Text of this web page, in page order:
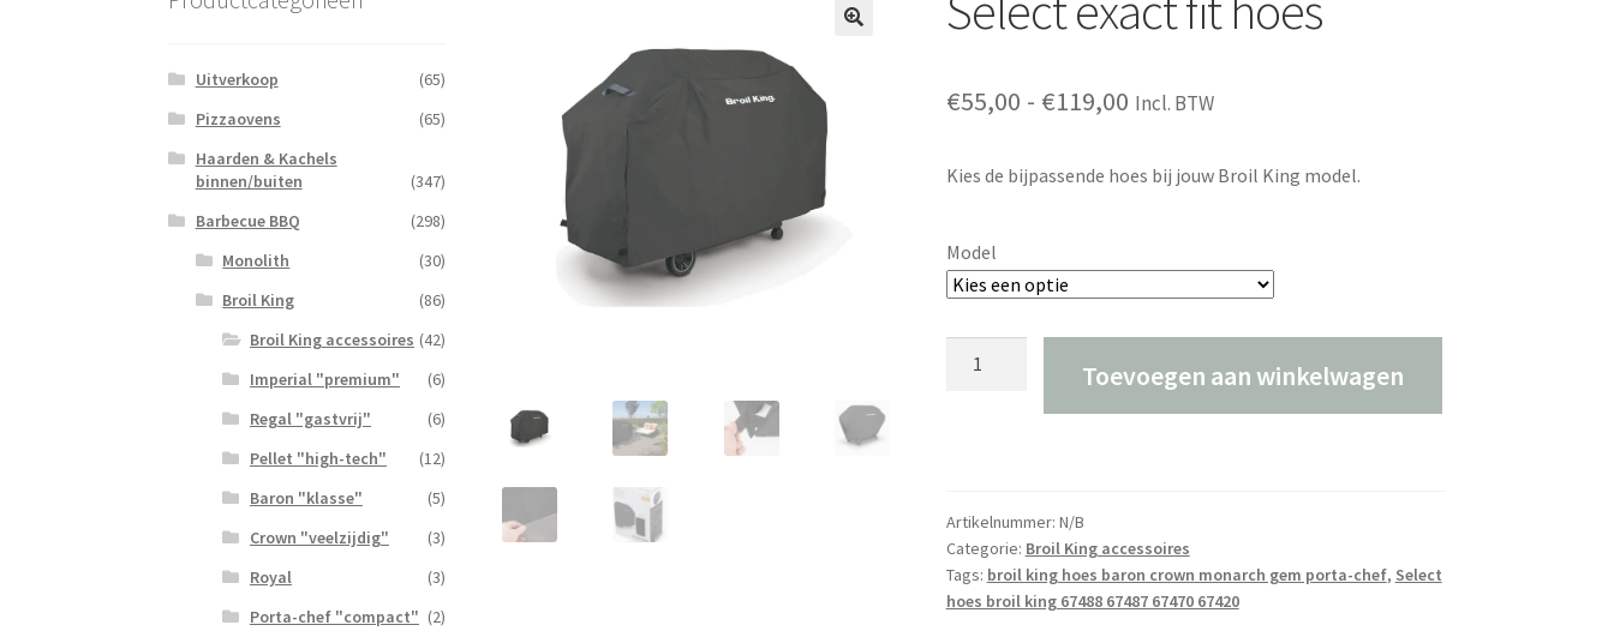
€55,00 - €119,00Prijsklasse:
tot
Incl. BTW
Kies de bijpassende hoes bij jouw Broil King model.
Model
Toevoegen aan winkelwagen
Artikelnummer: N/B
Categorie: Broil King accessoires
Tags: broil king hoes baron crown monarch gem porta-chef, Select
hoes broil king 67488 67487 67470 67420
Uitverkoop
(65)
Pizzaovens
(65)
Haarden & Kachels
binnen/buiten
(347)
Barbecue BBQ
(298)
Monolith
(30)
Broil King
(86)
Broil King accessoires (42)
Imperial "premium"
(6)
Regal "gastvrij"
(6)
Pellet "high-tech"
(12)
Baron "klasse"
(5)
Crown "veelzijdig"
(3)
Royal
(3)
Porta-chef "compact" (2)